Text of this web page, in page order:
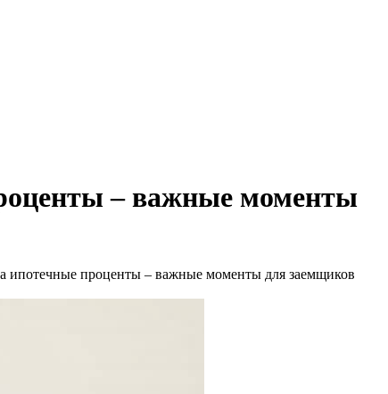
– важные моменты
ипотечные проценты – важные моменты для заемщиков